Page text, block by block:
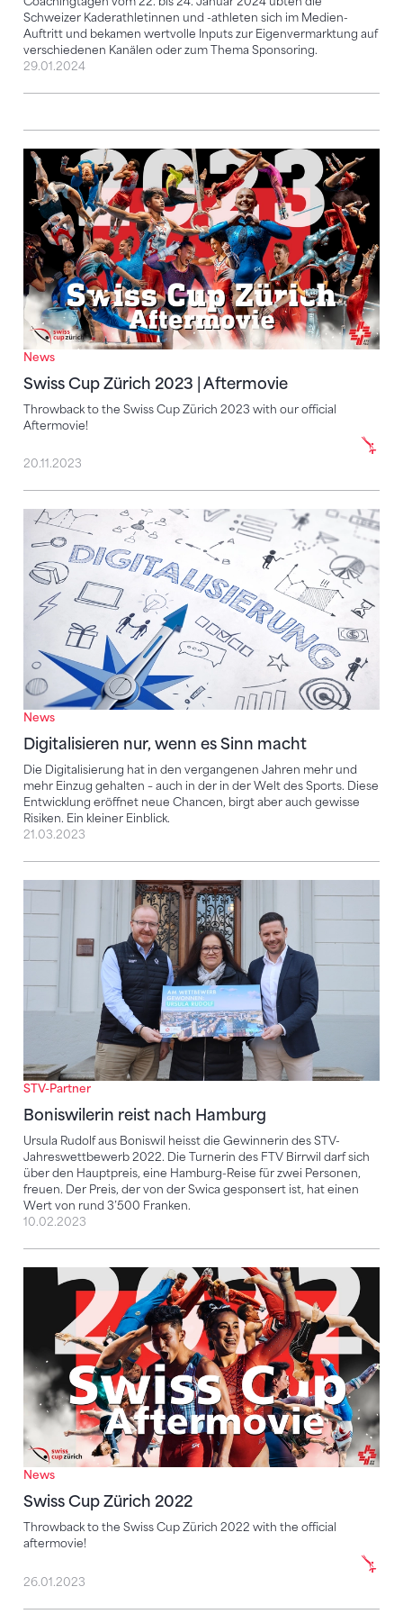
Schweizer Kaderathletinnen und -athleten sich im Medien-
Auftritt und bekamen wertvolle Inputs zur Eigenvermarktung auf
verschiedenen Kanälen oder zum Thema Sponsoring.
29.01.2024
News
Swiss Cup Zürich 2023 | Aftermovie
Throwback to the Swiss Cup Zürich 2023 with our official
Aftermovie!
Swiss Cup Zürich 2023 | Aftermovie
20.11.2023
News
Digitalisieren nur, wenn es Sinn macht
Die Digitalisierung hat in den vergangenen Jahren mehr und
mehr Einzug gehalten – auch in der in der Welt des Sports. Diese
Entwicklung eröffnet neue Chancen, birgt aber auch gewisse
Risiken. Ein kleiner Einblick.
Digitalisieren nur, wenn es Sinn macht
21.03.2023
STV-Partner
Boniswilerin reist nach Hamburg
Ursula Rudolf aus Boniswil heisst die Gewinnerin des STV-
Jahreswettbewerb 2022. Die Turnerin des FTV Birrwil darf sich
über den Hauptpreis, eine Hamburg-Reise für zwei Personen,
freuen. Der Preis, der von der Swica gesponsert ist, hat einen
Wert von rund 3’500 Franken.
Boniswilerin reist nach Hamburg
10.02.2023
News
Swiss Cup Zürich 2022
Throwback to the Swiss Cup Zürich 2022 with the official
aftermovie!
Swiss Cup Zürich 2022
26.01.2023